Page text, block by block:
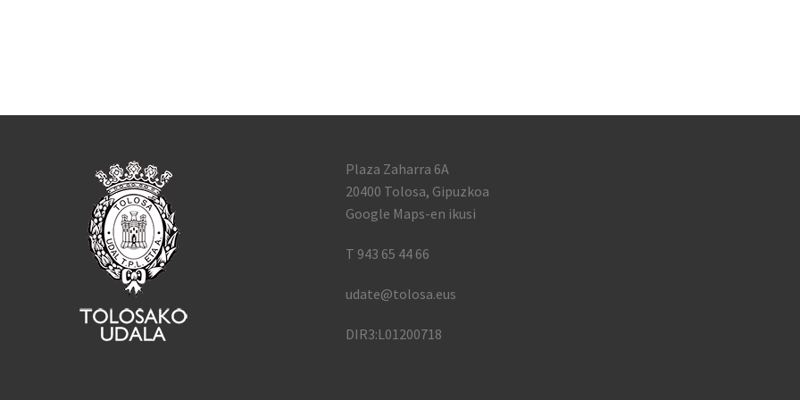
Plaza Zaharra 6A
20400 Tolosa, Gipuzkoa
Google Maps-en ikusi
T 943 65 44 66
udate@tolosa.eus
DIR3:L01200718